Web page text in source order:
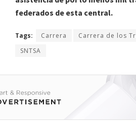
federados de esta central.
Tags: Carrera Carrera de los
SNTSA